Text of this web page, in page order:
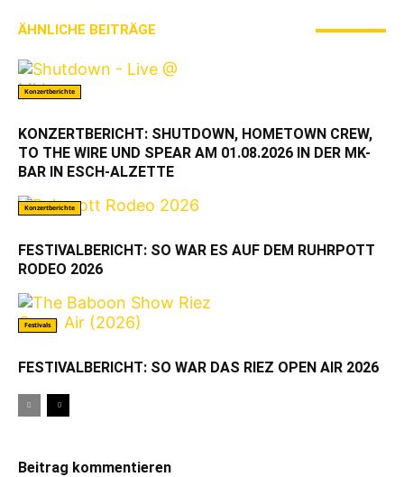
ÄHNLICHE BEITRÄGE
Konzertberichte
KONZERTBERICHT: SHUTDOWN, HOMETOWN CREW,
TO THE WIRE UND SPEAR AM 01.08.2026 IN DER MK-
BAR IN ESCH-ALZETTE
Konzertberichte
FESTIVALBERICHT: SO WAR ES AUF DEM RUHRPOTT
RODEO 2026
Festivals
FESTIVALBERICHT: SO WAR DAS RIEZ OPEN AIR 2026
Beitrag kommentieren